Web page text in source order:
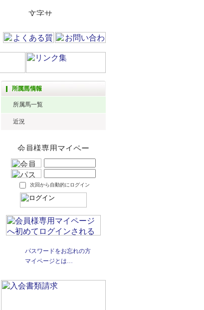
所属馬一覧
近況
次回から自動的にログイン
パスワードをお忘れの方
マイページとは…